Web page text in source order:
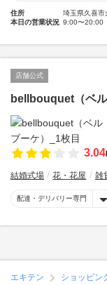
住所
埼玉県久喜市
本日の営業状況 9:00〜20:00
店舗公式
bellbouquet（ベル
3.04
結婚式場 花・花屋 雑
配達・デリバリー専門
エキテン ショッピン